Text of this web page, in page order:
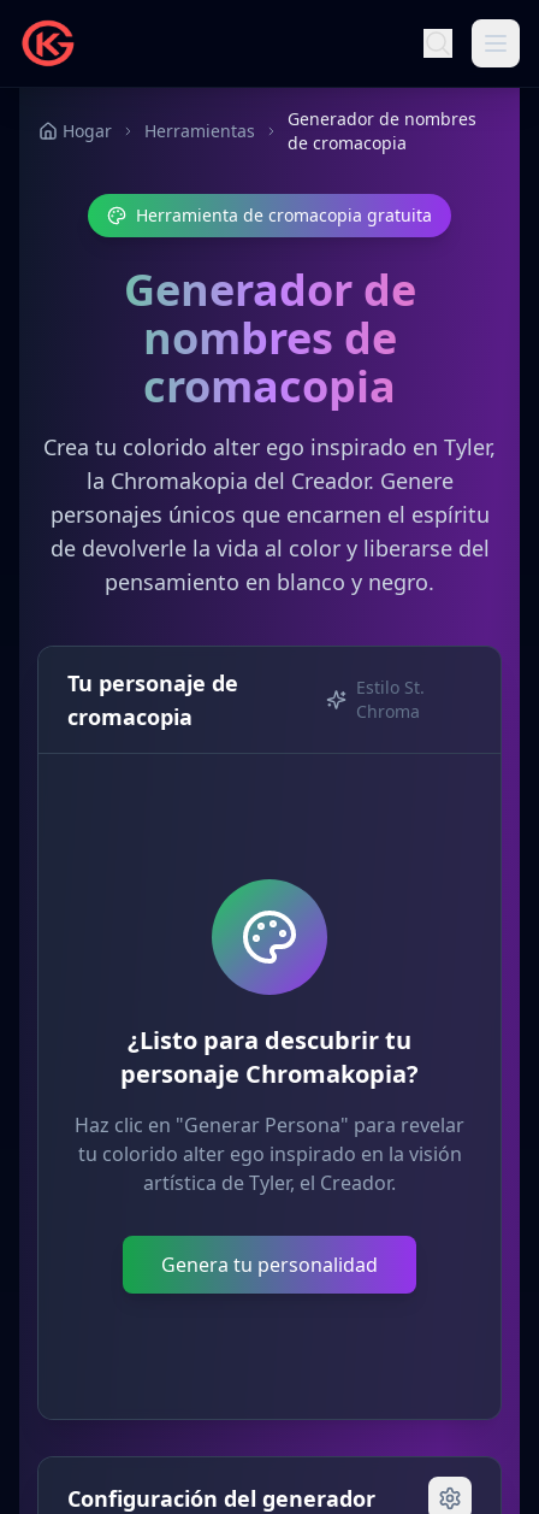
Hogar Herramientas
Generador de nombres
de cromacopia
Herramienta de cromacopia gratuita
Generador de
nombres de
cromacopia
Crea tu colorido alter ego inspirado en Tyler,
la Chromakopia del Creador. Genere
personajes únicos que encarnen el espíritu
de devolverle la vida al color y liberarse del
pensamiento en blanco y negro.
Tu personaje de
cromacopia
Estilo St.
Chroma
¿Listo para descubrir tu
personaje Chromakopia?
Haz clic en "Generar Persona" para revelar
tu colorido alter ego inspirado en la visión
artística de Tyler, el Creador.
Genera tu personalidad
Configuración del generador